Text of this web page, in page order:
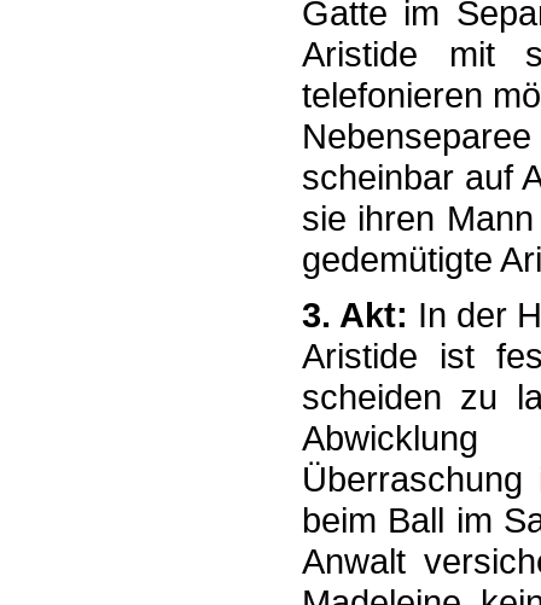
Gatte im
Aristide mit
telefonieren
scheinbar auf
sie ihren
gedemütigte
3. Akt: In der
Aristide ist
scheiden zu
beim Ball im
Anwalt